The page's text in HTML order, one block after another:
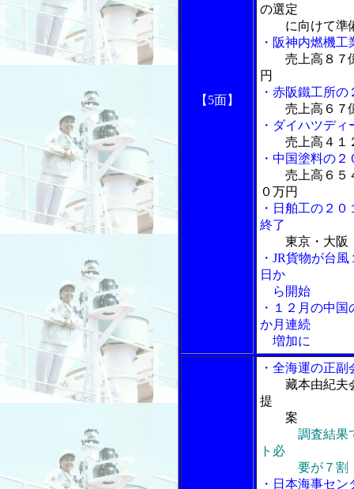
【5面】
の選定
に向けて準
・阪神内燃機
売上高８７
円
・赤阪鐵工所
売上高６７
・ダイハツデ
売上高４１
・中国塗料の
売上高６５
０万円
・日舶工の２
終了
東京・大阪
・JR貨物が台
日か
ら開始
・１２月の中
か月連続
増加に
・全海運の正
藏本由紀夫
提
案
調査結果
ト必
要が７割
・日本海事セ